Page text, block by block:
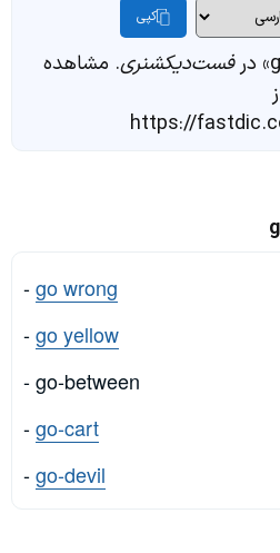
کپی
فست‌دیکشنری. مشاهده
از
https://
-go wrong
-go yellow
- go-between
-go-cart
-go-devil